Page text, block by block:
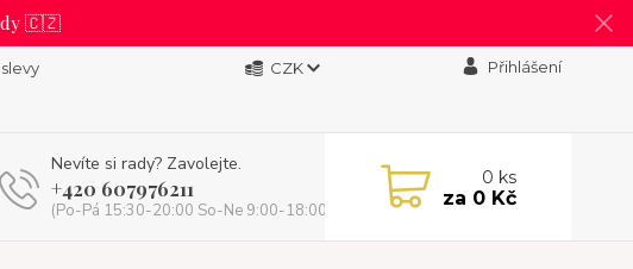
🇨🇿
CZK Přihlášení
Nevíte si rady? Zavolejte.
+420 607976211
(Po-Pá 15:30-20:00 So-Ne 9:00-18:00)
0 ks
za 0 Kč